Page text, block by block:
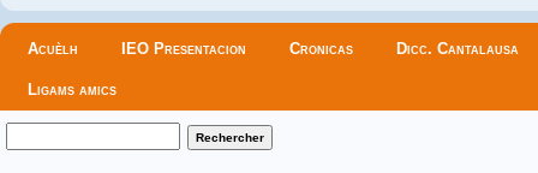
Menu principal
Acuèlh IEO Presentacion Cronicas Dicc. Cantalausa
Ligams amics
Formulaire de recherche